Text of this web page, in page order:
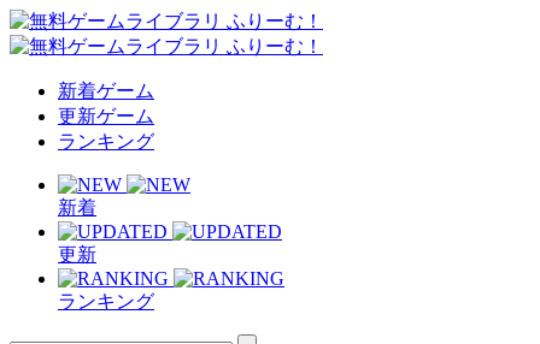
新着ゲーム
更新ゲーム
ランキング
新着
更新
ランキング